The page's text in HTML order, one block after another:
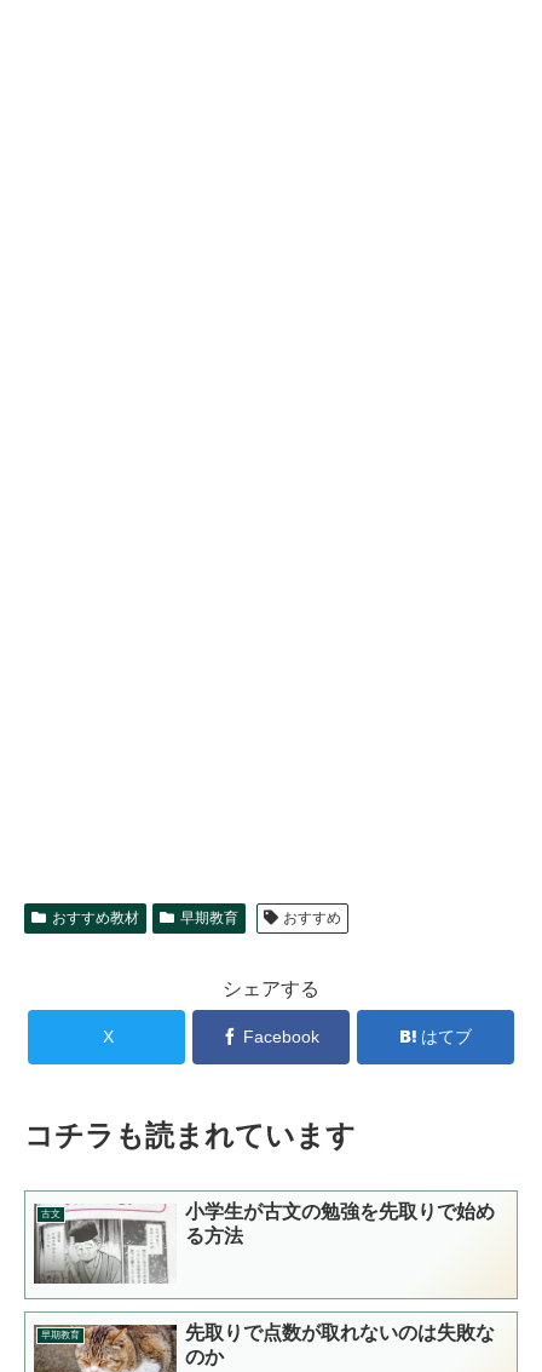
おすすめ教材 早期教育 おすすめ
シェアする
X Facebook はてブ
コチラも読まれています
古文
小学生が古文の勉強を先取りで始め
る方法
早期教育
先取りで点数が取れないのは失敗な
のか